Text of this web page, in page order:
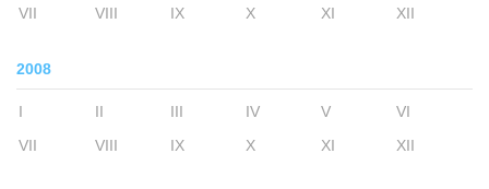
VII
VIII IX X XI XII
2008
I II III IV V
VI
VII
VIII IX X XI XII